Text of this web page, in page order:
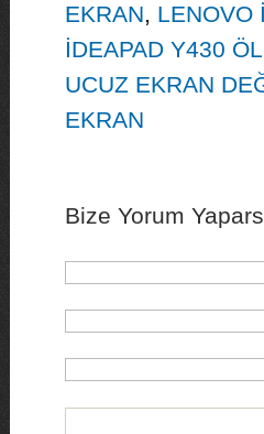
EKRAN, LENOVO
İDEAPAD Y430
UCUZ EKRAN
EKRAN
Bize Yorum